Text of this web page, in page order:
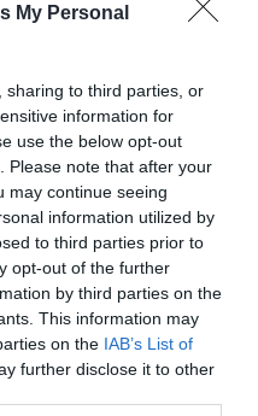
My Personal
sharing to third parties, or
information for
use the below opt-out
Please note that after your
may continue seeing
information utilized by
to third parties prior to
opt-out of the further
by third parties on the
This information may
on the IAB’s List of
further disclose it to other
csökkenhet is – ez fontos
képest.
szereplő információk
befektetési tanácsnak. A
minden esetben javasolt az
szakértő bevonása.